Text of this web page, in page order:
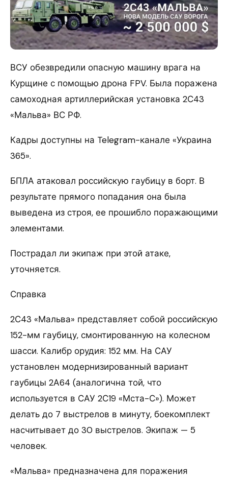
ВСУ обезвредили опасную машину врага на
Курщине с помощью дрона FPV. Была поражена
самоходная артиллерийская установка 2С43
«Мальва» ВС РФ.
Кадры доступны на Telegram-канале «Украина
365».
БПЛА атаковал российскую гаубицу в борт. В
результате прямого попадания она была
выведена из строя, ее прошибло поражающими
элементами.
Пострадал ли экипаж при этой атаке,
уточняется.
Справка
2С43 «Мальва» представляет собой российскую
152-мм гаубицу, смонтированную на колесном
шасси. Калибр орудия: 152 мм. На САУ
установлен модернизированный вариант
гаубицы 2А64 (аналогична той, что
используется в САУ 2С19 «Мста-С»). Может
делать до 7 выстрелов в минуту, боекомплект
насчитывает до 30 выстрелов. Экипаж — 5
человек.
«Мальва» предназначена для поражения